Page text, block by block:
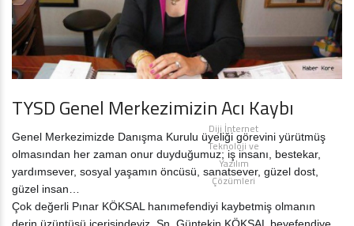
TYSD Genel Merkezimizin Acı Kaybı
Genel Merkezimizde Danışma Kurulu üyeliği görevini yürütmüş
olmasından her zaman onur duyduğumuz; iş insanı, bestekar,
yardımsever, sosyal yaşamın öncüsü, sanatsever, güzel dost,
güzel insan…
Çok değerli Pınar KÖKSAL hanımefendiyi kaybetmiş olmanın
Diji İnternet
Teknoloji ve
Yazılım
Çözümleri